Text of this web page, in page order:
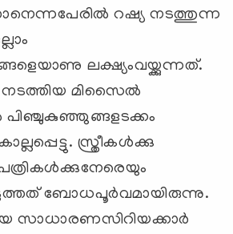
റഷ്യ നടത്തുന്ന
ലക്ഷ്യംവയ്ക്കുന്നത്.
നടത്തിയ മിസൈല്‍
സ്ത്രീകള്‍ക്കു
ബോധപൂര്‍വമായിരുന്നു.
സാധാരണസിറിയക്കാര്‍